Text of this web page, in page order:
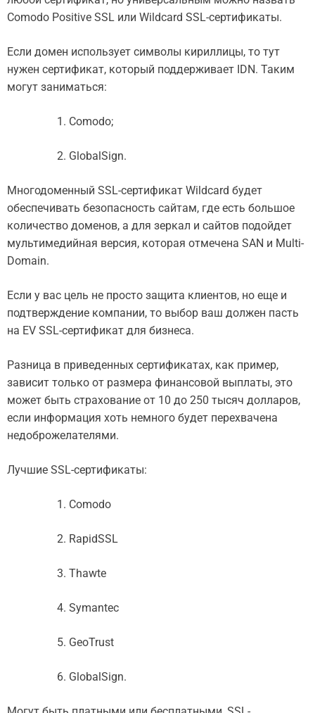
Comodo Positive SSL или Wildcard SSL-сертификаты.
Если домен использует символы кириллицы, то тут
нужен сертификат, который поддерживает IDN. Таким
могут заниматься:
Comodo;
GlobalSign.
Многодоменный SSL-сертификат Wildcard будет
обеспечивать безопасность сайтам, где есть большое
количество доменов, а для зеркал и сайтов подойдет
мультимедийная версия, которая отмечена SAN и Multi-
Domain.
Если у вас цель не просто защита клиентов, но еще и
подтверждение компании, то выбор ваш должен пасть
на EV SSL-сертификат для бизнеса.
Разница в приведенных сертификатах, как пример,
зависит только от размера финансовой выплаты, это
может быть страхование от 10 до 250 тысяч долларов,
если информация хоть немного будет перехвачена
недоброжелателями.
Лучшие SSL-сертификаты:
Comodo
RapidSSL
Thawte
Symantec
GeoTrust
GlobalSign.